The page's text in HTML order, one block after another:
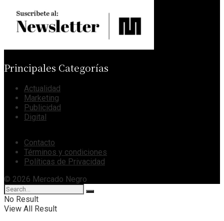
Principales Categorías
Actualidad
Marketing
Publicidad
Digital
Contacto
Términos y condiciones
Políticas de Privacidad
© 2026 Mercado Negro
No Result
View All Result